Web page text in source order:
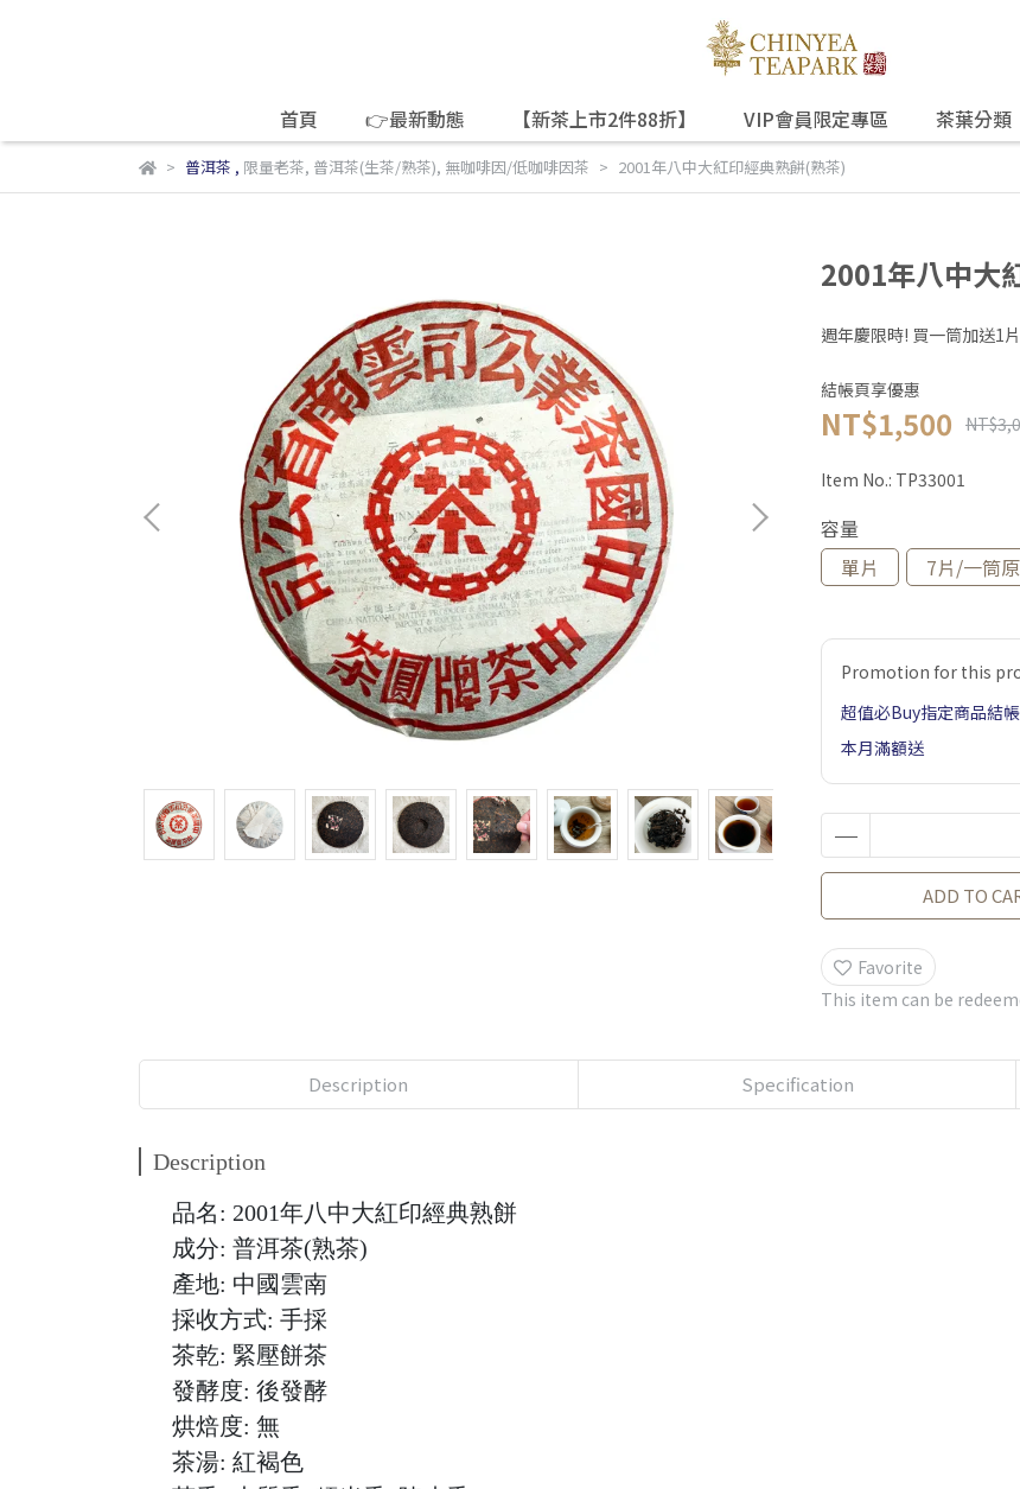
首頁 👉最新動態 【新茶上市2件88折】 VIP會員限定專區 茶葉分類
普洱茶 , 限量老茶, 普洱茶(生茶/熟茶), 無咖啡因/低咖啡因茶 2001年八中大紅印經典熟餅(熟茶)
2001年八中大
週年慶限時! 買一筒加送1片
結帳頁享優惠
NT$1,500
Item No.: TP33001
容量
單片
7片/一筒
Promotion for this
超值必Buy指定商品結
本月滿額送
ADD TO
Favorite
This item can be
Description Specification
Description
品名: 2001年八中大紅印經典熟餅
成分: 普洱茶(熟茶)
產地: 中國雲南
採收方式: 手採
茶乾: 緊壓餅茶
發酵度: 後發酵
烘焙度: 無
茶湯: 紅褐色